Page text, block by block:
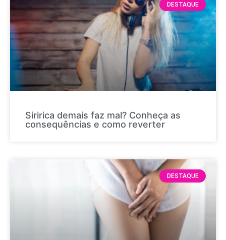
DESTAQUE
Siririca demais faz mal? Conheça as
consequências e como reverter
DESTAQUE